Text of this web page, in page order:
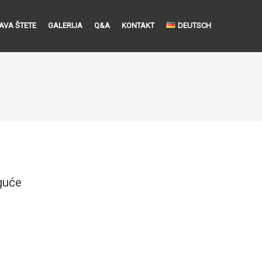
ŠTETE GALERIJA Q&A KONTAKT DEUTSCH